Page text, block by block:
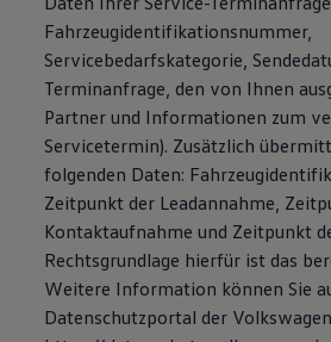
Fahrzeugidentifikationsnummer,
Servicebedarfskategorie,
Terminanfrage, den von Ihnen
Partner und Informationen zum
Servicetermin). Zusätzlich
folgenden Daten:
Zeitpunkt der Leadannahme,
Kontaktaufnahme und Zeitpunkt
Rechtsgrundlage hierfür ist das
Weitere Information können Sie
Datenschutzportal der